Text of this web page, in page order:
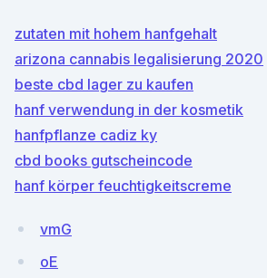
zutaten mit hohem hanfgehalt
arizona cannabis legalisierung 2020
beste cbd lager zu kaufen
hanf verwendung in der kosmetik
hanfpflanze cadiz ky
cbd books gutscheincode
hanf körper feuchtigkeitscreme
vmG
oE